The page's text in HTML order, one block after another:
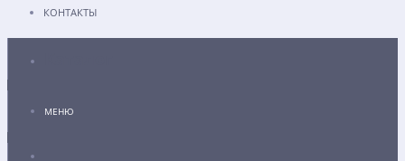
КОНТАКТЫ
МЕНЮ